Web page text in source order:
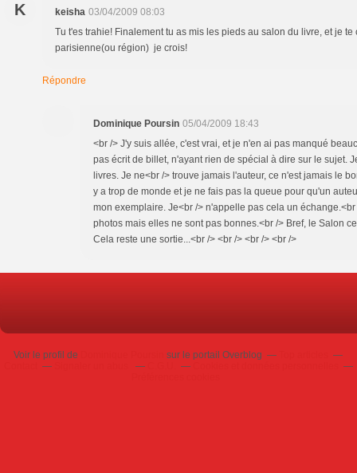
K keisha 03/04/2009 08:03
Tu t'es trahie! Finalement tu as mis les pieds au salon du livre, et je
parisienne(ou région) je crois!
Répondre
Dominique Poursin 05/04/2009 18:43
<br /> J'y suis allée, c'est vrai, et je n'en ai pas manqué
pas écrit de billet, n'ayant rien de spécial à dire sur le sujet.
livres. Je ne<br /> trouve jamais l'auteur, ce n'est jamais le
y a trop de monde et je ne fais pas la queue pour qu'un
mon exemplaire. Je<br /> n'appelle pas cela un
photos mais elles ne sont pas bonnes.<br /> Bref, le Salon
Cela reste une sortie...<br /> <br /> <br /> <br />
Voir le profil de sur le portail Overblog